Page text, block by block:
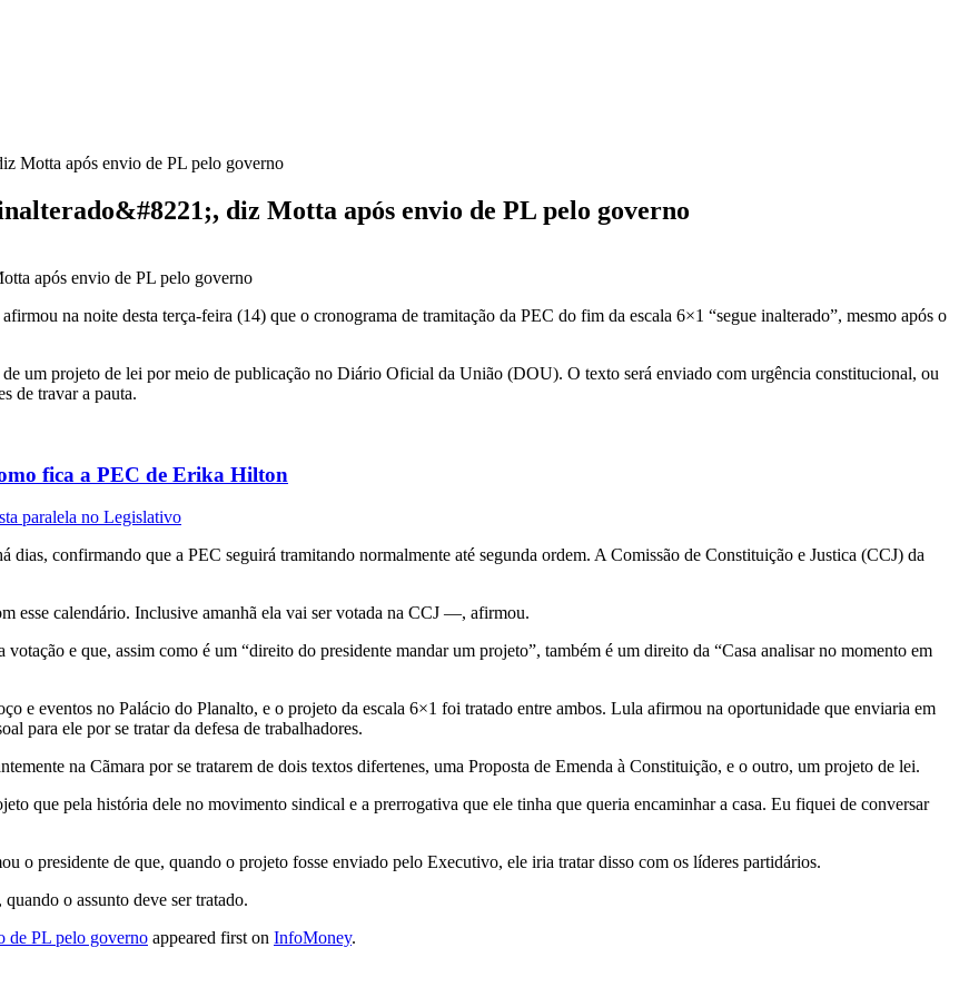
Motta após envio de PL pelo governo
diz Motta após envio de PL pelo governo
na noite desta terça-feira (14) que o cronograma de tramitação da PEC do fim da escala 6×1 “segue inalterado”, mesmo após o
um projeto de lei por meio de publicação no Diário Oficial da União (DOU). O texto será enviado com urgência constitucional, ou
de travar a pauta.
fica a PEC de Erika Hilton
paralela no Legislativo
confirmando que a PEC seguirá tramitando normalmente até segunda ordem. A Comissão de Constituição e Justica (CCJ) da
esse calendário. Inclusive amanhã ela vai ser votada na CCJ —, afirmou.
e que, assim como é um “direito do presidente mandar um projeto”, também é um direito da “Casa analisar no momento em
e eventos no Palácio do Planalto, e o projeto da escala 6×1 foi tratado entre ambos. Lula afirmou na oportunidade que enviaria em
para ele por se tratar da defesa de trabalhadores.
na Cãmara por se tratarem de dois textos difertenes, uma Proposta de Emenda à Constituição, e o outro, um projeto de lei.
que pela história dele no movimento sindical e a prerrogativa que ele tinha que queria encaminhar a casa. Eu fiquei de conversar
o presidente de que, quando o projeto fosse enviado pelo Executivo, ele iria tratar disso com os líderes partidários.
o assunto deve ser tratado.
de PL pelo governo appeared first on InfoMoney.